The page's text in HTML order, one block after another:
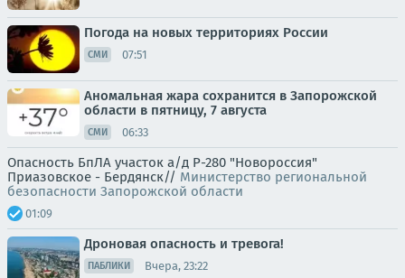
Погода на новых территориях России
СМИ 07:51
Аномальная жара сохранится в Запорожской
области в пятницу, 7 августа
СМИ 06:33
Опасность БпЛА участок а/д Р-280 "Новороссия"
Приазовское - Бердянск// Министерство региональной
безопасности Запорожской области
01:09
Дроновая опасность и тревога!
ПАБЛИКИ Вчера, 23:22